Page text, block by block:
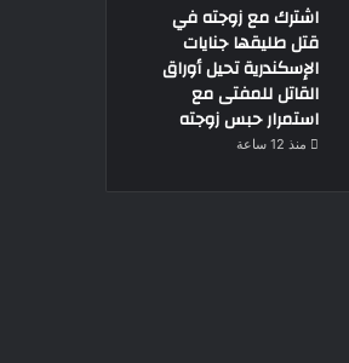
اشترك مع زوجته في
قتل طليقها جنايات
الإسكندرية تحيل أوراق
القاتل للمفتى مع
استمرار حبس زوجته
منذ 12 ساعة